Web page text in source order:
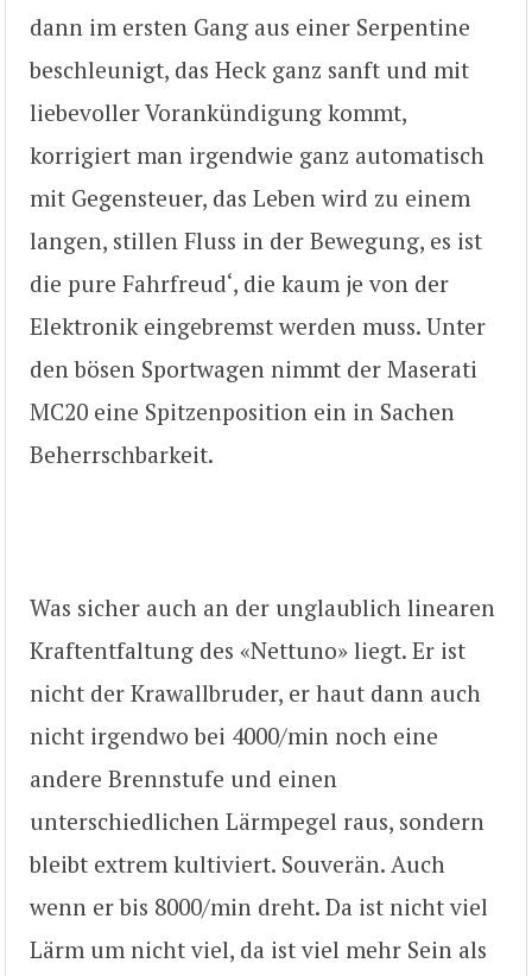
dann im ersten Gang aus einer Serpentine
beschleunigt, das Heck ganz sanft und mit
liebevoller Vorankündigung kommt,
korrigiert man irgendwie ganz automatisch
mit Gegensteuer, das Leben wird zu einem
langen, stillen Fluss in der Bewegung, es ist
die pure Fahrfreud‘, die kaum je von der
Elektronik eingebremst werden muss. Unter
den bösen Sportwagen nimmt der Maserati
MC20 eine Spitzenposition ein in Sachen
Beherrschbarkeit.
Was sicher auch an der unglaublich linearen
Kraftentfaltung des «Nettuno» liegt. Er ist
nicht der Krawallbruder, er haut dann auch
nicht irgendwo bei 4000/min noch eine
andere Brennstufe und einen
unterschiedlichen Lärmpegel raus, sondern
bleibt extrem kultiviert. Souverän. Auch
wenn er bis 8000/min dreht. Da ist nicht viel
Lärm um nicht viel, da ist viel mehr Sein als